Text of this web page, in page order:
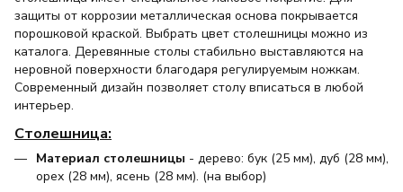
защиты от коррозии металлическая основа покрывается
порошковой краской. Выбрать цвет столешницы можно из
каталога. Деревянные столы стабильно выставляются на
неровной поверхности благодаря регулируемым ножкам.
Современный дизайн позволяет столу вписаться в любой
интерьер.
Столешница:
Материал столешницы - дерево: бук (25 мм), дуб (28 мм),
орех (28 мм), ясень (28 мм). (на выбор)